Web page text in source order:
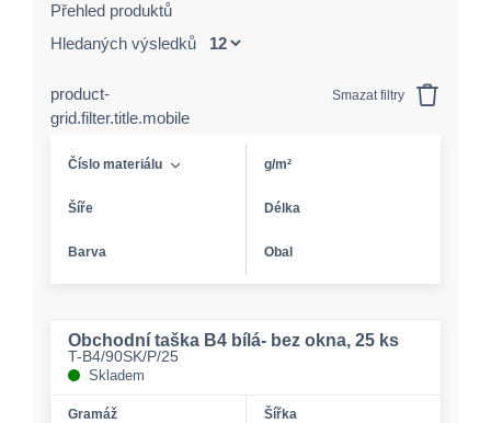
Přehled produktů
Hledaných výsledků
product-
grid.filter.title.mobile
Smazat filtry
Číslo materiálu g/m²
Šíře Délka
Barva Obal
Obchodní taška B4 bílá- bez okna, 25 ks
T-B4/90SK/P/25
Skladem
Gramáž
Šířka